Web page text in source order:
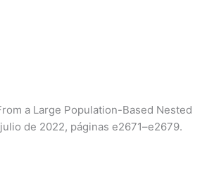
a Large Population-Based Nested
de 2022, páginas e2671–e2679.